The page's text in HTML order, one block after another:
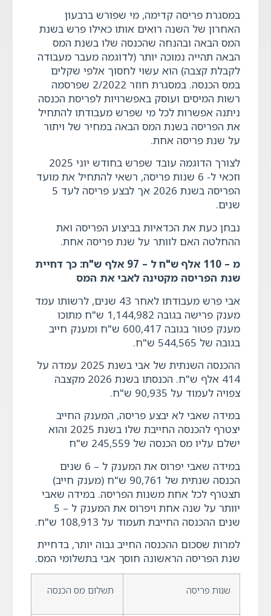
במסגרת פריסה קדימה, מי שפורש ברבעון
האחרון של השנה רואים אותו כאילו פרש בשנת
המס הבאה ובהנחה שהכנסה שלו בשנת המס
הבאה תהייה נמוכה יותר (לדוגמה מעבר מעבודה
לקבלת קצבה) הוא עשוי לחסוך אלפי שקלים
במס הכנסה. במסגרת חוזר 2/2022 שפרסמה
רשות המיסים ועוסק באפשרויות לפריסת הכנסה
ניתנה אפשרות לכל מי שפרש מעבודתו להתחיל
את הפריסה בשנת המס הבאה במחיר של ויתור
על שנת פריסה אחת.
לצורך הדוגמה עובד שפרש בחודש יוני 2025
וזכאי ל- 6 שנות פריסה, רשאי להתחיל את מועד
הפריסה בשנת 2026 אך לבצע פריסה לעד 5
שנים.
נבחן כעת את הכדאיות בביצוע הפריסה ואת
ההחלטה האם לוותר על שנת פריסה אחת.
מ – 110 אלף ש"ח ל – 97 אלף ש"ח: כך דחיית
שנת הפריסה מקטינה לאבי את המס
אבי פרש מעבודתו לאחר 43 שנים, לרשותו עמד
מענק פרישה בגובה 1,144,982 ש"ח מתוכו
מענק פטור בגובה 600,417 ש"ח ומענק חייב
בגובה של 544,565 ש"ח.
ההכנסה השנתית של אבי בשנת 2025 עמדה על
414 אלף ש"ח. הכנסתו בשנת 2026 מקצבה
צפויה לעמוד על 90,935 ש"ח.
במידה שאבי לא יבצע פריסה, המענק החייב
יצטרף להכנסה החייבת שלו בשנת 2025 והוא
ישלם עליו מס הכנסה של 245,559 ש"ח
במידה שאבי יפרוס את המענק ל – 6 שנים
הכנסה שנתית של 90,761 ש"ח (מענק חייב)
תצטרף לכל אחת משנות הפריסה. במידה שאבי
יוותר על שנה אחת ויפרוס את המענק ל – 5
שנים ההכנסה החייבת תעמוד על 108,913 ש"ח.
למרות שסכום ההכנסה החייב גבוה יותר, בדחיית
שנת הפריסה הראשונה חוסך אבי בתשלומי המס.
שנות פריסה תשלום מס הכנסה